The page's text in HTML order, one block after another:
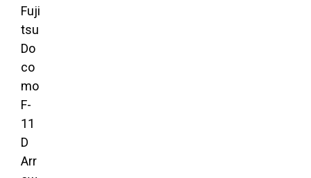
Fuji
tsu
Do
co
mo
F-
11
D
Arr